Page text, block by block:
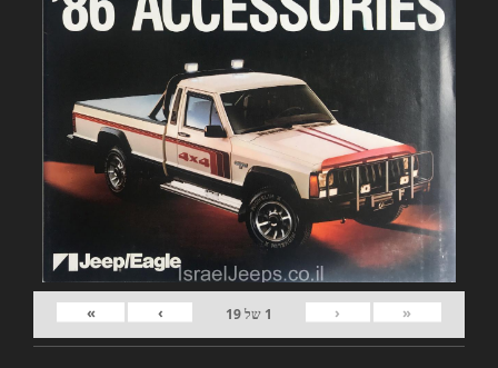
«
‹
1 של19
›
»